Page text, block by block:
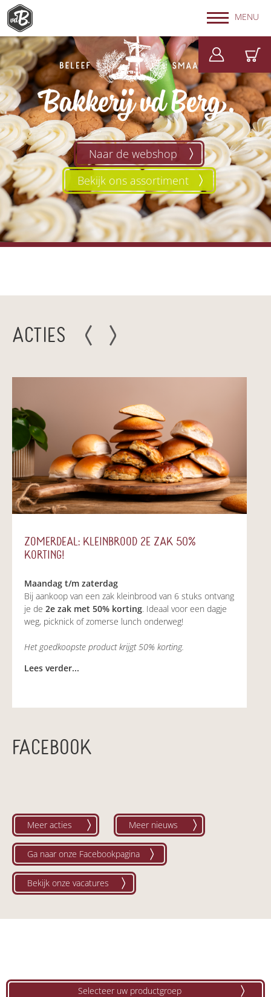
MENU
Naar de webshop
Bekijk ons assortiment
ACTIES
ZOMERDEAL: KLEINBROOD 2E ZAK 50%
KORTING!
Maandag t/m zaterdag
Bij aankoop van een zak kleinbrood van 6 stuks ontvang
je de 2e zak met 50% korting. Ideaal voor een dagje
weg, picknick of zomerse lunch onderweg!
Het goedkoopste product krijgt 50% korting.
Lees verder...
FACEBOOK
Meer acties Meer nieuws
Ga naar onze Facebookpagina
Bekijk onze vacatures
Selecteer uw productgroep